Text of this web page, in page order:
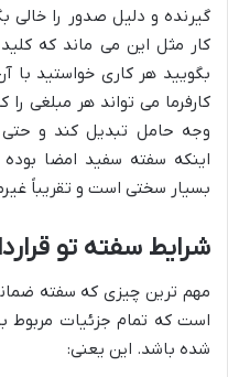
گیرنده و دلیل صدور را خالی
کار مثل این می ماند که
بگویید هر کاری خواستید با
کارفرما می تواند هر مبلغی
وجه حامل تبدیل کند و حتی
اینکه سفته سفید امضا بوده
بسیار سختی است و تقریباً
شرایط سفته تو
مهم ترین چیزی که سفته
است که تمام جزئیات مربوط
شده باشد. این یعنی: